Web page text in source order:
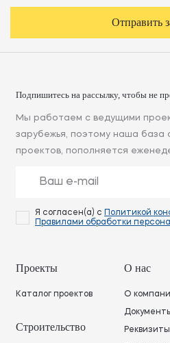
Отправить
Подпишитесь на рассылку, чтобы не
Мы работаем с ведущими
зарубежья, поэтому наша база
проектов, пополняется
Я согласен(а) с Политикой
Правилами обработки
Проекты
Каталог проектов
Строительство
О нас
О
Реквизиты